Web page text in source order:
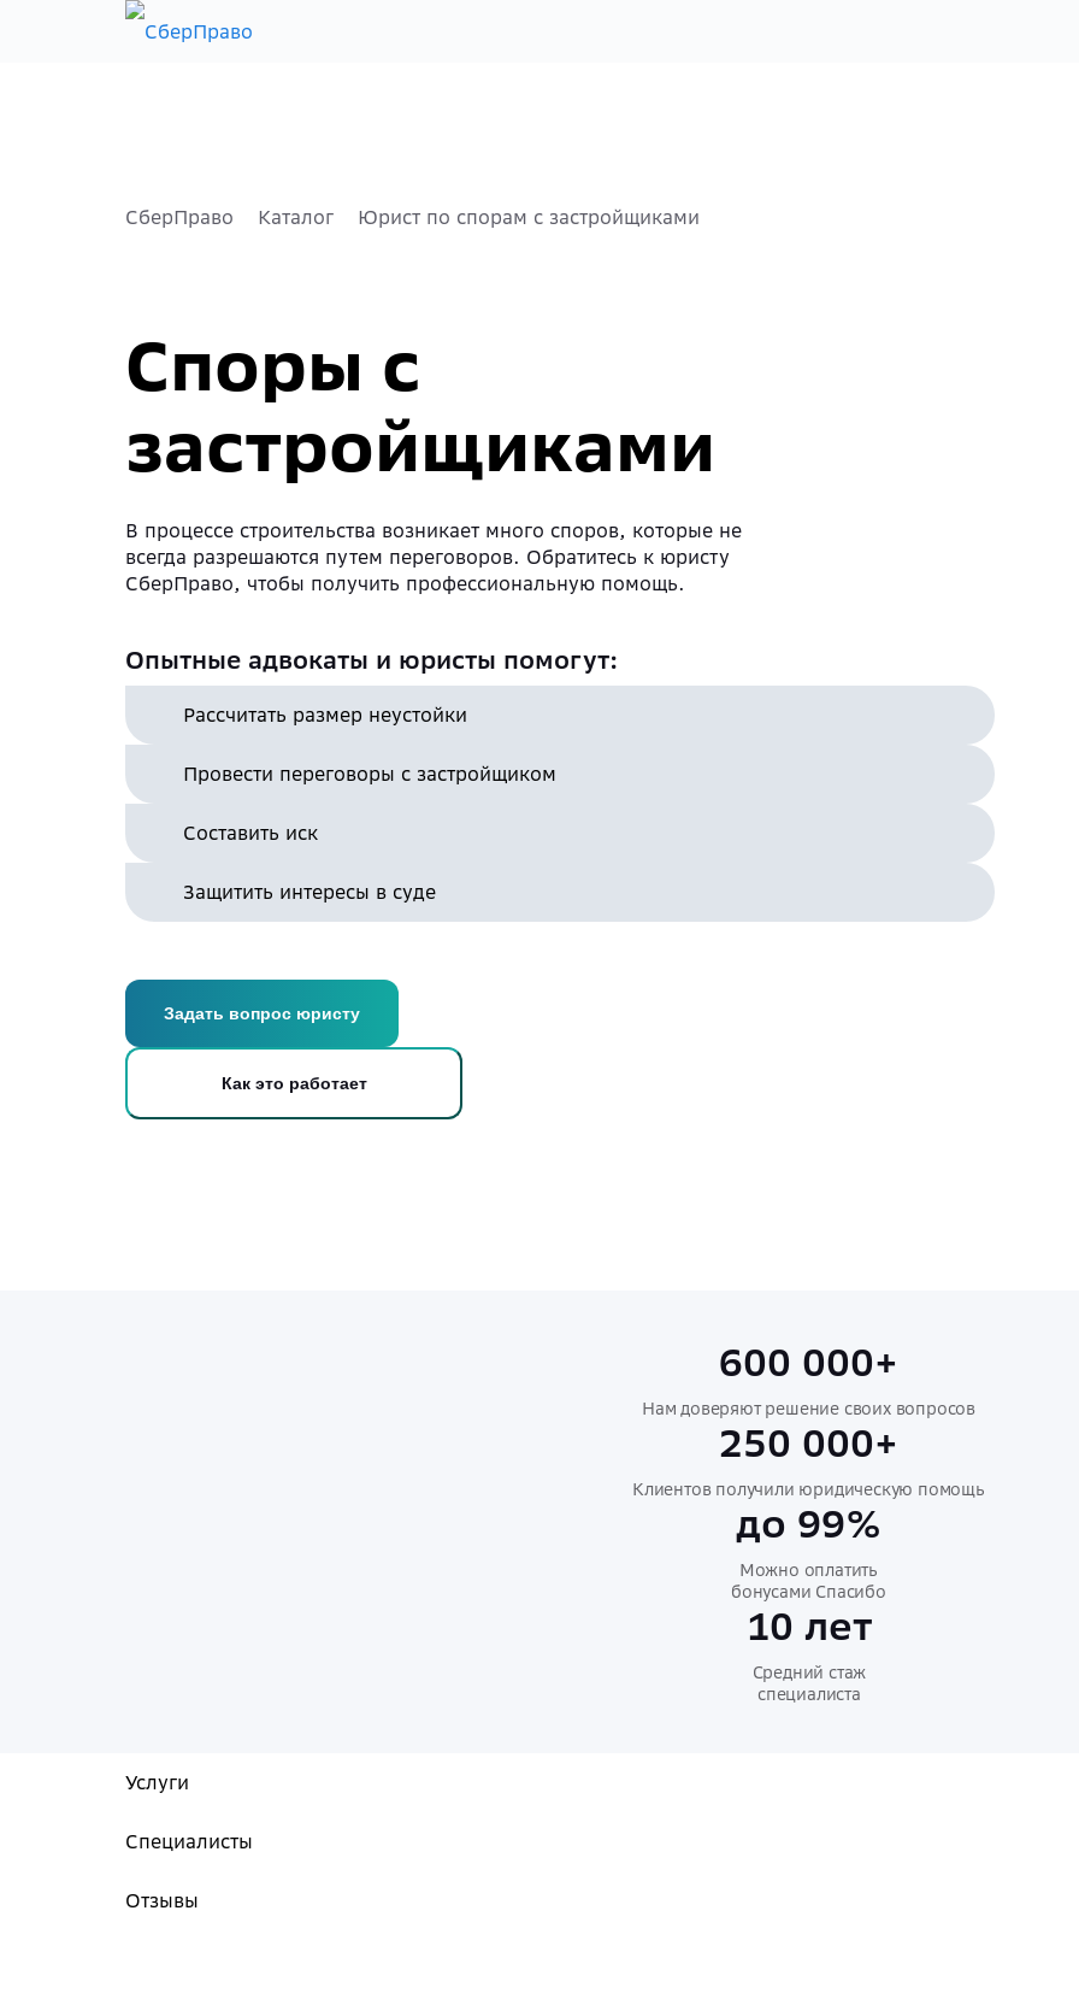
СберПраво Каталог Юрист по спорам с застройщиками
Споры с
застройщиками
В процессе строительства возникает много споров, которые не
всегда разрешаются путем переговоров. Обратитесь к юристу
СберПраво, чтобы получить профессиональную помощь.
Опытные адвокаты и юристы помогут:
Рассчитать размер неустойки
Провести переговоры с застройщиком
Составить иск
Защитить интересы в суде
Задать вопрос юристу
Как это работает
600 000+
Нам доверяют решение своих вопросов
250 000+
Клиентов получили юридическую помощь
до 99%
Можно оплатить
бонусами Спасибо
10 лет
Средний стаж
специалиста
Услуги
Специалисты
Отзывы